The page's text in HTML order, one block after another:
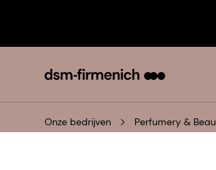
Onze bedrijven Perfumery &